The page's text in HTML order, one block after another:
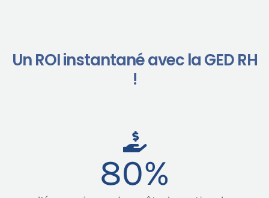
Un ROI instantané avec la GED RH
!
80%